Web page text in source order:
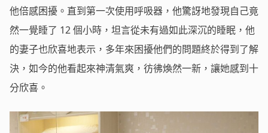
他倍感困擾。直到第一次使用呼吸器，他驚訝地發現自己竟
然一覺睡了 12 個小時，坦言從未有過如此深沉的睡眠，他
的妻子也欣喜地表示，多年來困擾他們的問題終於得到了解
決，如今的他看起來神清氣爽，彷彿煥然一新，讓她感到十
分欣喜。